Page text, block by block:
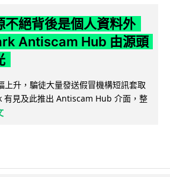
不絕背後是個人資料外
Antiscam Hub 由源頭
上升，騙徒大量發送假冒機構短訊套取
見及此推出 Antiscam Hub 介面，整